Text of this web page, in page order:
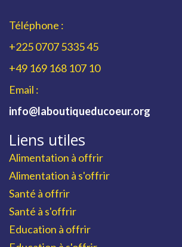
Téléphone :
+225 0707 5335 45
+49 169 168 107 10
Email :
info@laboutiqueducoeur.org
Liens utiles
Alimentation à offrir
Alimentation à s'offrir
Santé à offrir
Santé à s'offrir
Education à offrir